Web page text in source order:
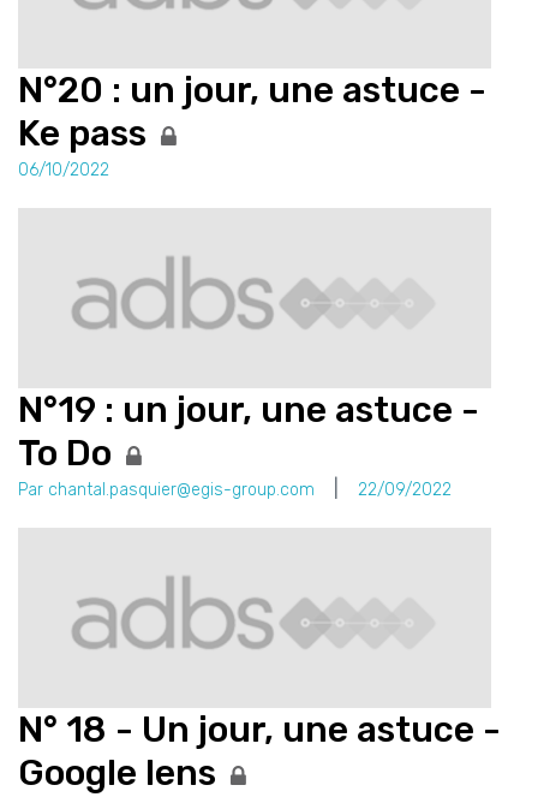
N°20 : un jour, une astuce -
Ke pass
06/10/2022
N°19 : un jour, une astuce -
To Do
Par chantal.pasquier@egis-group.com 22/09/2022
N° 18 - Un jour, une astuce -
Google lens